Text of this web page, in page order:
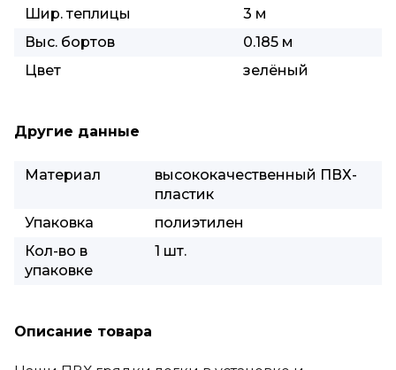
Шир. теплицы
3 м
Выс. бортов
0.185 м
Цвет
зелёный
Другие данные
Материал
высококачественный ПВХ-
пластик
Упаковка
полиэтилен
Кол-во в
упаковке
1 шт.
Описание товара